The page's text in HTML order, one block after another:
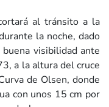
al tránsito a la
la noche, dado
visibilidad ante
a la altura del cruce
de Olsen, donde
con unos 15 cm por